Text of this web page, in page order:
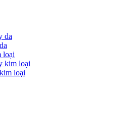
da
loại
kim loại
loại